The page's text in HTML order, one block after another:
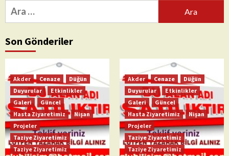
Arama:
Son Gönderiler
Akder Cenaze
Düğün
Duyurular
Etkinlikler
Galeri
Güncel
Hasta Ziyaretimiz
Nişan
Projeler
Taziye Ziyaretimiz
Taziye Ziyaretimiz
Akder Cenaze
Düğün
Duyurular
Etkinlikler
Galeri
Güncel
Hasta Ziyaretimiz
Nişan
Projeler
Taziye Ziyaretimiz
Taziye Ziyaretimiz